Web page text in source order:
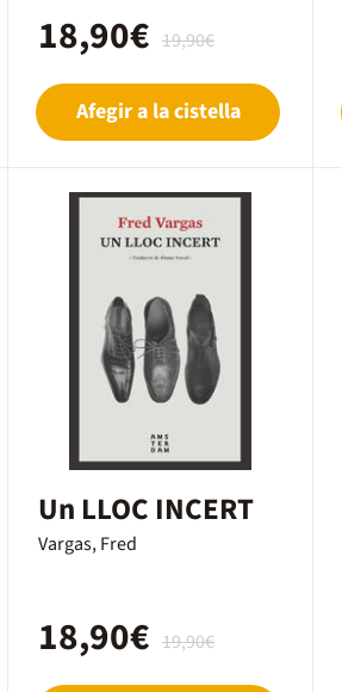
19,90€
18,90€
Afegir a la cistella
Un LLOC INCERT
Vargas, Fred
19,90€
18,90€